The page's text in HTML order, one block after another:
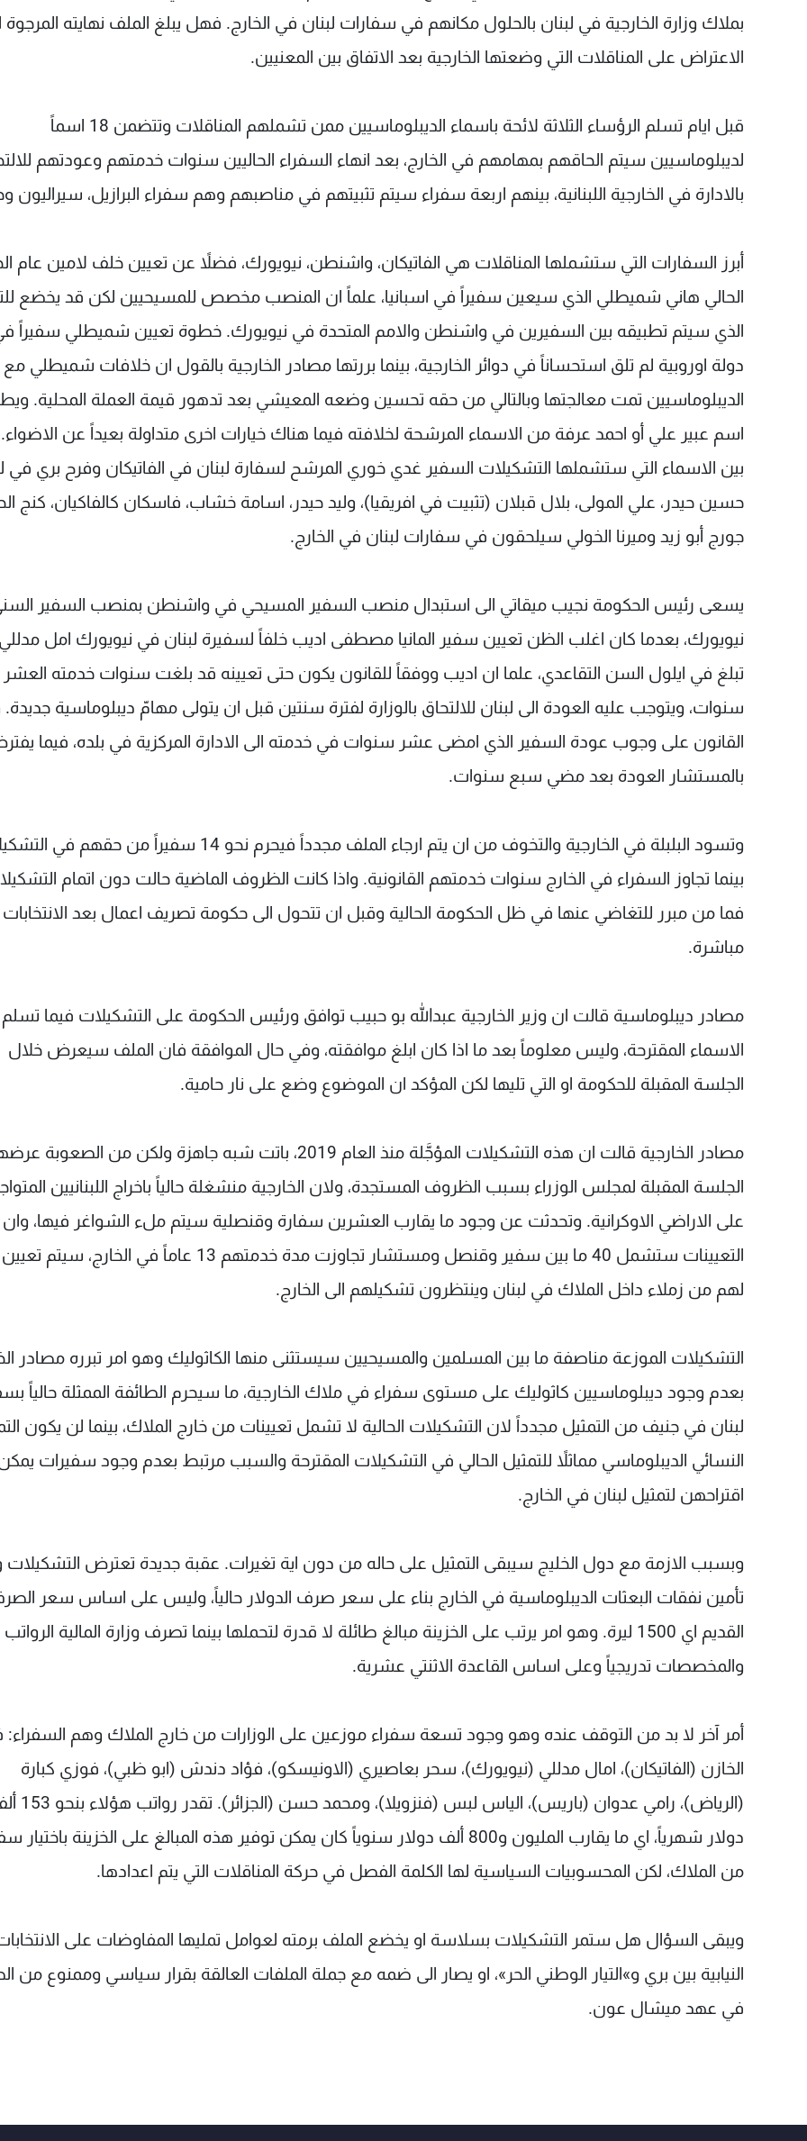
بملاك وزارة الخارجية في لبنان بالحلول مكانهم في سفارات لبنان في الخارج. فهل يبلغ الملف نهايته المرجوة
الاعتراض على المناقلات التي وضعتها الخارجية بعد الاتفاق بين المعنيين.
قبل ايام تسلم الرؤساء الثلاثة لائحة باسماء الديبلوماسيين ممن تشملهم المناقلات وتتضمن 18 اسماً
لديبلوماسيين سيتم الحاقهم بمهامهم في الخارج، بعد انهاء السفراء الحاليين سنوات خدمتهم وعودتهم
بالادارة في الخارجية اللبنانية، بينهم اربعة سفراء سيتم تثبيتهم في مناصبهم وهم سفراء البرازيل، سيراليون
أبرز السفارات التي ستشملها المناقلات هي الفاتيكان، واشنطن، نيويورك، فضلاً عن تعيين خلف لامين عام
الحالي هاني شميطلي الذي سيعين سفيراً في اسبانيا، علماً ان المنصب مخصص للمسيحيين لكن قد يخضع
الذي سيتم تطبيقه بين السفيرين في واشنطن والامم المتحدة في نيويورك. خطوة تعيين شميطلي سفيراً
دولة اوروبية لم تلق استحساناً في دوائر الخارجية، بينما بررتها مصادر الخارجية بالقول ان خلافات شميطلي مع
الديبلوماسيين تمت معالجتها وبالتالي من حقه تحسين وضعه المعيشي بعد تدهور قيمة العملة المحلية.
اسم عبير علي أو احمد عرفة من الاسماء المرشحة لخلافته فيما هناك خيارات اخرى متداولة بعيداً عن
بين الاسماء التي ستشملها التشكيلات السفير غدي خوري المرشح لسفارة لبنان في الفاتيكان وفرح بري في
حسين حيدر، علي المولى، بلال قبلان (تثبيت في افريقيا)، وليد حيدر، اسامة خشاب، فاسكان كالفاكيان، كنج
جورج أبو زيد وميرنا الخولي سيلحقون في سفارات لبنان في الخارج.
يسعى رئيس الحكومة نجيب ميقاتي الى استبدال منصب السفير المسيحي في واشنطن بمنصب السفير
نيويورك، بعدما كان اغلب الظن تعيين سفير المانيا مصطفى اديب خلفاً لسفيرة لبنان في نيويورك امل
تبلغ في ايلول السن التقاعدي، علما ان اديب ووفقاً للقانون يكون حتى تعيينه قد بلغت سنوات خدمته العشر
سنوات، ويتوجب عليه العودة الى لبنان للالتحاق بالوزارة لفترة سنتين قبل ان يتولى مهامّ ديبلوماسية
القانون على وجوب عودة السفير الذي امضى عشر سنوات في خدمته الى الادارة المركزية في بلده، فيما
بالمستشار العودة بعد مضي سبع سنوات.
وتسود البلبلة في الخارجية والتخوف من ان يتم ارجاء الملف مجدداً فيحرم نحو 14 سفيراً من حقهم
بينما تجاوز السفراء في الخارج سنوات خدمتهم القانونية. واذا كانت الظروف الماضية حالت دون اتمام
فما من مبرر للتغاضي عنها في ظل الحكومة الحالية وقبل ان تتحول الى حكومة تصريف اعمال بعد الانتخابات
مباشرة.
مصادر ديبلوماسية قالت ان وزير الخارجية عبدالله بو حبيب توافق ورئيس الحكومة على التشكيلات فيما
الاسماء المقترحة، وليس معلوماً بعد ما اذا كان ابلغ موافقته، وفي حال الموافقة فان الملف سيعرض خلال
الجلسة المقبلة للحكومة او التي تليها لكن المؤكد ان الموضوع وضع على نار حامية.
مصادر الخارجية قالت ان هذه التشكيلات المؤجَّلة منذ العام 2019، باتت شبه جاهزة ولكن من
الجلسة المقبلة لمجلس الوزراء بسبب الظروف المستجدة، ولان الخارجية منشغلة حالياً باخراج اللبنانيين
على الاراضي الاوكرانية. وتحدثت عن وجود ما يقارب العشرين سفارة وقنصلية سيتم ملء الشواغر فيها، وان
التعيينات ستشمل 40 ما بين سفير وقنصل ومستشار تجاوزت مدة خدمتهم 13 عاماً في
لهم من زملاء داخل الملاك في لبنان وينتظرون تشكيلهم الى الخارج.
التشكيلات الموزعة مناصفة ما بين المسلمين والمسيحيين سيستثنى منها الكاثوليك وهو امر تبرره مصادر
بعدم وجود ديبلوماسيين كاثوليك على مستوى سفراء في ملاك الخارجية، ما سيحرم الطائفة الممثلة حالياً
لبنان في جنيف من التمثيل مجدداً لان التشكيلات الحالية لا تشمل تعيينات من خارج الملاك، بينما لن يكون
النسائي الديبلوماسي مماثلاً للتمثيل الحالي في التشكيلات المقترحة والسبب مرتبط بعدم وجود سفيرات
اقتراحهن لتمثيل لبنان في الخارج.
وبسبب الازمة مع دول الخليج سيبقى التمثيل على حاله من دون اية تغيرات. عقبة جديدة تعترض
تأمين نفقات البعثات الديبلوماسية في الخارج بناء على سعر صرف الدولار حالياً، وليس على اساس سعر
القديم اي 1500 ليرة. وهو امر يرتب على الخزينة مبالغ طائلة لا قدرة لتحملها بينما تصرف وزارة المالية الرواتب
والمخصصات تدريجياً وعلى اساس القاعدة الاثنتي عشرية.
أمر آخر لا بد من التوقف عنده وهو وجود تسعة سفراء موزعين على الوزارات من خارج الملاك وهم السفراء:
الخازن (الفاتيكان)، امال مدللي (نيويورك)، سحر بعاصيري (الاونيسكو)، فؤاد دندش (ابو ظبي)، فوزي كبارة
(الرياض)، رامي عدوان (باريس)، الياس لبس (فنزويلا)،
دولار شهرياً، اي ما يقارب المليون و800 ألف دولار سنوياً كان يمكن توفير هذه المبالغ على الخزينة باختيار
من الملاك، لكن المحسوبيات السياسية لها الكلمة الفصل في حركة المناقلات التي يتم اعدادها.
ويبقى السؤال هل ستمر التشكيلات بسلاسة او يخضع الملف برمته لعوامل تمليها المفاوضات على
النيابية بين بري و»التيار الوطني الحر»، او يصار الى ضمه مع جملة الملفات العالقة بقرار سياسي وممنوع من
في عهد ميشال عون.